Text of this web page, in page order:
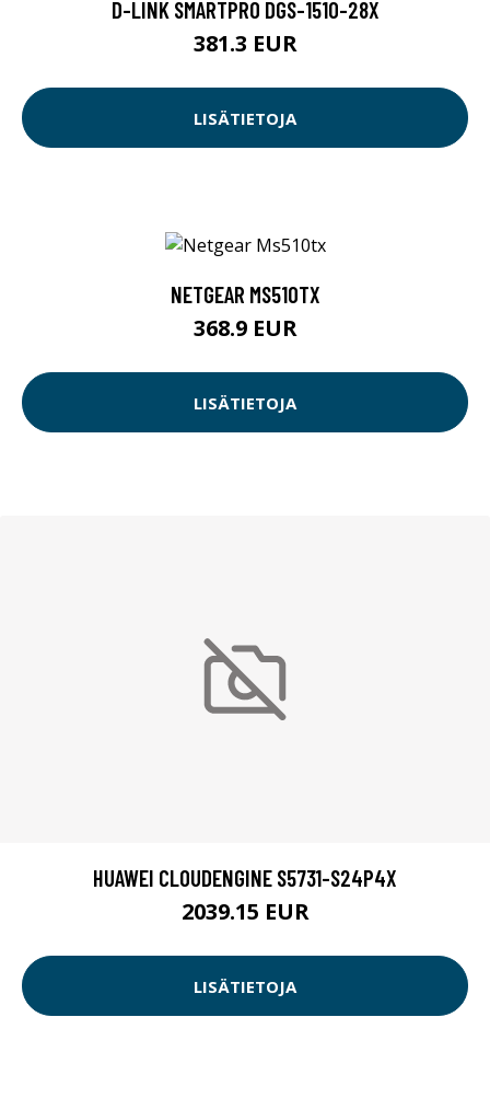
D-LINK SMARTPRO DGS-1510-28X
381.3 EUR
LISÄTIETOJA
NETGEAR MS510TX
368.9 EUR
LISÄTIETOJA
HUAWEI CLOUDENGINE S5731-S24P4X
2039.15 EUR
LISÄTIETOJA